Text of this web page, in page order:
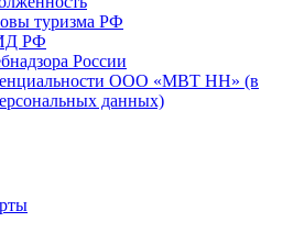
туризма РФ
РФ
России
ООО «МВТ НН» (в
данных)